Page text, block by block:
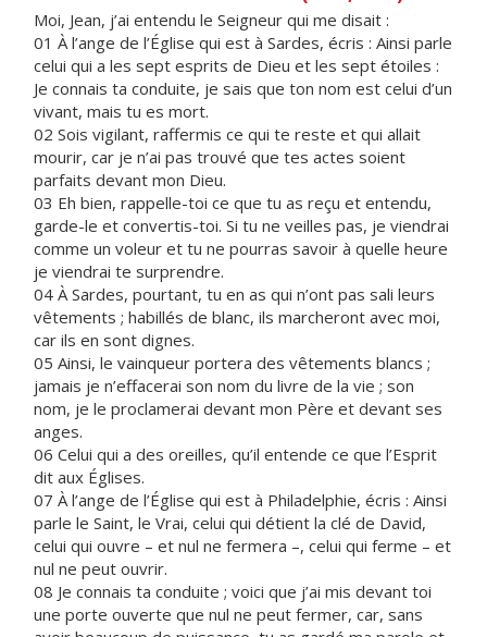
Moi, Jean, j’ai entendu le Seigneur qui me disait :
01 À l’ange de l’Église qui est à Sardes, écris : Ainsi parle
celui qui a les sept esprits de Dieu et les sept étoiles :
Je connais ta conduite, je sais que ton nom est celui d’un
vivant, mais tu es mort.
02 Sois vigilant, raffermis ce qui te reste et qui allait
mourir, car je n’ai pas trouvé que tes actes soient
parfaits devant mon Dieu.
03 Eh bien, rappelle-toi ce que tu as reçu et entendu,
garde-le et convertis-toi. Si tu ne veilles pas, je viendrai
comme un voleur et tu ne pourras savoir à quelle heure
je viendrai te surprendre.
04 À Sardes, pourtant, tu en as qui n’ont pas sali leurs
vêtements ; habillés de blanc, ils marcheront avec moi,
car ils en sont dignes.
05 Ainsi, le vainqueur portera des vêtements blancs ;
jamais je n’effacerai son nom du livre de la vie ; son
nom, je le proclamerai devant mon Père et devant ses
anges.
06 Celui qui a des oreilles, qu’il entende ce que l’Esprit
dit aux Églises.
07 À l’ange de l’Église qui est à Philadelphie, écris : Ainsi
parle le Saint, le Vrai, celui qui détient la clé de David,
celui qui ouvre – et nul ne fermera –, celui qui ferme – et
nul ne peut ouvrir.
08 Je connais ta conduite ; voici que j’ai mis devant toi
une porte ouverte que nul ne peut fermer, car, sans